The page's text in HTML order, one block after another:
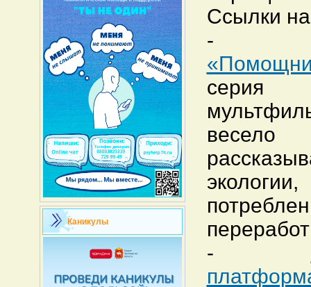
Каникулы
Ссылки
-